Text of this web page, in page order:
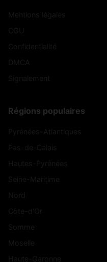
Régions populaires